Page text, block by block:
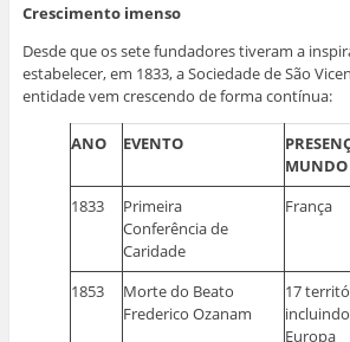
Crescimento imenso
Desde que os sete fundadores tiveram a
estabelecer, em 1833, a Sociedade de São
entidade vem crescendo de forma contínua:
ANO EVENTO
MUNDO
1833
Primeira
Conferência de
Caridade
França
1853
Morte do Beato
Frederico Ozanam
17
Europa